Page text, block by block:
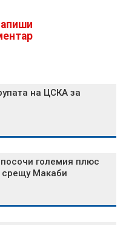
на ЦСКА за
големия плюс
Макаби